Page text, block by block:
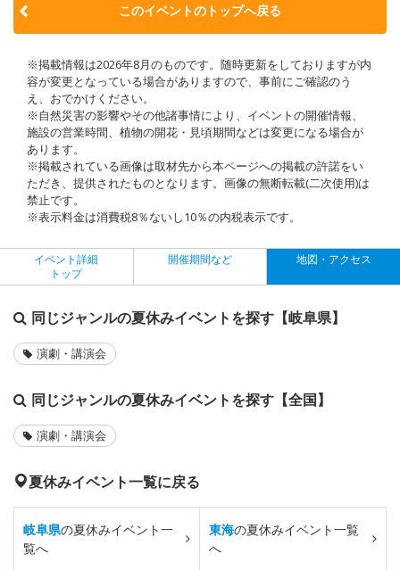
このイベントのトップへ戻る
※掲載情報は2026年8月のものです。随時更新をしておりますが内
容が変更となっている場合がありますので、事前にご確認のう
え、おでかけください。
※自然災害の影響やその他諸事情により、イベントの開催情報、
施設の営業時間、植物の開花・見頃期間などは変更になる場合が
あります。
※掲載されている画像は取材先から本ページへの掲載の許諾をい
ただき、提供されたものとなります。画像の無断転載(二次使用)は
禁止です。
※表示料金は消費税8％ないし10％の内税表示です。
イベント詳細
トップ
開催期間など 地図・アクセス
同じジャンルの夏休みイベントを探す【岐阜県】
演劇・講演会
同じジャンルの夏休みイベントを探す【全国】
演劇・講演会
夏休みイベント一覧に戻る
岐阜県の夏休みイベント一
覧へ
東海の夏休みイベント一覧
へ